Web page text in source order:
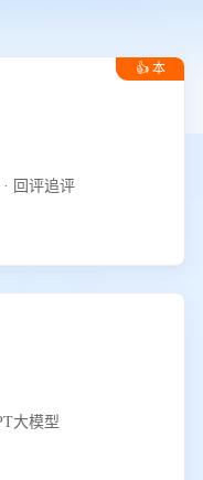
👍 本
售后智能客服 · 智能建单 · 物流拦截 · 回评追评
大模型